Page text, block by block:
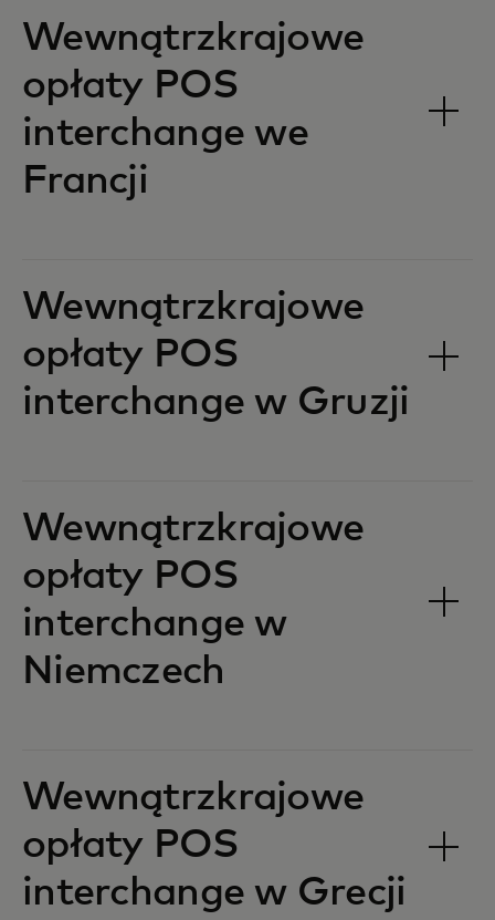
Wewnątrzkrajowe
opłaty POS
interchange we
Francji‎‎
Wewnątrzkrajowe
opłaty POS
interchange w Gruzji‎‎
Wewnątrzkrajowe
opłaty POS
interchange w
Niemczech‎‎
Wewnątrzkrajowe
opłaty POS
interchange w Grecji‎‎